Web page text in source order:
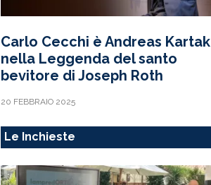
Carlo Cecchi è Andreas Kartak
nella Leggenda del santo
bevitore di Joseph Roth
20 FEBBRAIO 2025
Le Inchieste